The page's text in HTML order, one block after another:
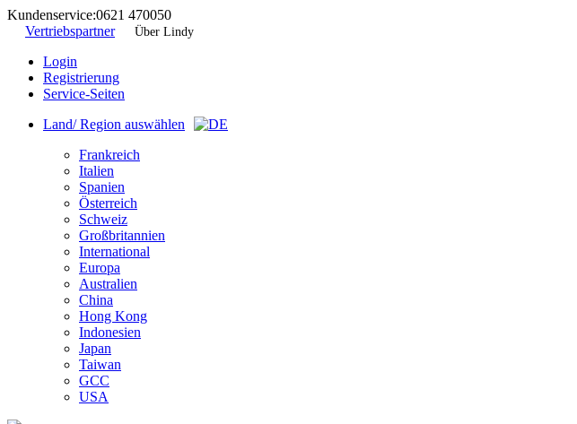
Kundenservice:0621 470050
Vertriebspartner
Über Lindy
Login
Registrierung
Service-Seiten
Land/ Region auswählen
Frankreich
Italien
Spanien
Österreich
Schweiz
Großbritannien
International
Europa
Australien
China
Hong Kong
Indonesien
Japan
Taiwan
GCC
USA